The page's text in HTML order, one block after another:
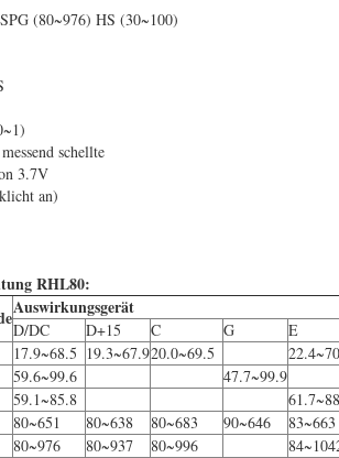
(80~976) HS (30~100)
schellte
3.7V
an)
RHL80:
Auswirkungsgerät
D/DC D+15 C G E
17.9~68.5 19.3~67.920.0~69.5
59.6~99.6
47.7~99.9
59.1~85.8
80~651 80~638 80~683 90~646
83~663
80~976 80~937 80~996